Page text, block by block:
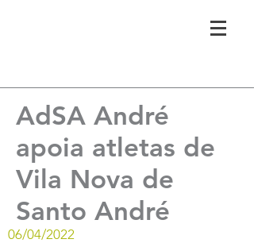
AdSA André
apoia atletas de
Vila Nova de
Santo André
06/04/2022